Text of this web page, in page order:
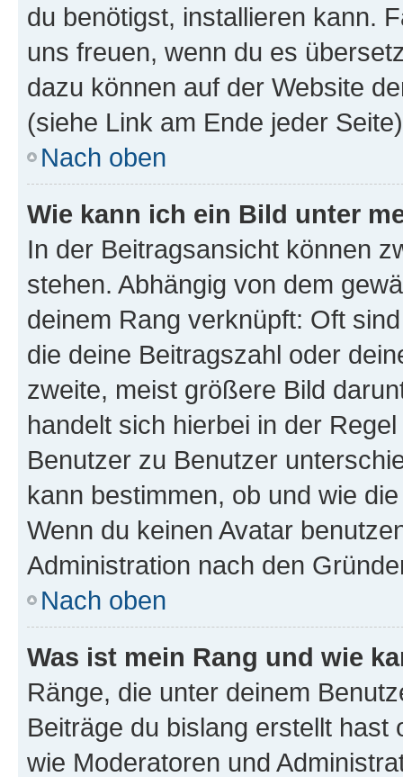
du benötigst, installieren kann.
uns freuen, wenn du es
dazu können auf der Website
(siehe Link am Ende jeder
Nach oben
Wie kann ich ein Bild unter
In der Beitragsansicht können
stehen. Abhängig von dem
deinem Rang verknüpft: Oft
die deine Beitragszahl oder
zweite, meist größere Bild
handelt sich hierbei in der
Benutzer zu Benutzer
kann bestimmen, ob und wie
Wenn du keinen Avatar
Administration nach den
Nach oben
Was ist mein Rang und wie
Ränge, die unter deinem
Beiträge du bislang erstellt
wie Moderatoren und